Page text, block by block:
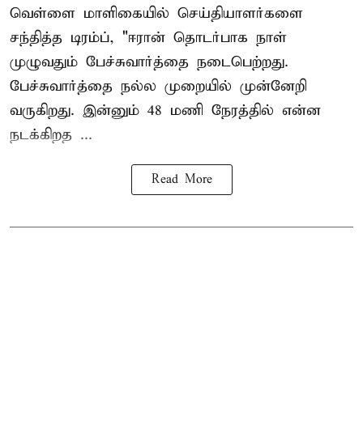
வெள்ளை மாளிகையில் செய்தியாளர்களை
சந்தித்த டிரம்ப், "ஈரான் தொடர்பாக நாள்
முழுவதும் பேச்சுவார்த்தை நடைபெற்றது.
பேச்சுவார்த்தை நல்ல முறையில் முன்னேறி
வருகிறது. இன்னும் 48 மணி நேரத்தில் என்ன
நடக்கிறத ...
Read More